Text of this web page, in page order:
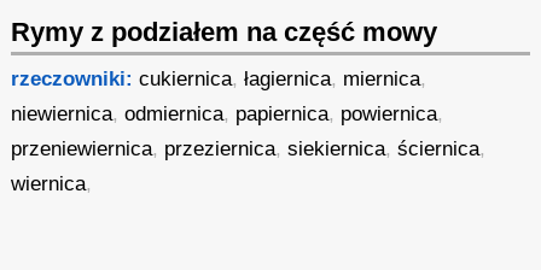
Rymy z podziałem na część mowy
rzeczowniki: cukiernica,łagiernica, miernica,
niewiernica,odmiernica, papiernica, powiernica,
przeniewiernica, przeziernica,siekiernica,ściernica,
wiernica,